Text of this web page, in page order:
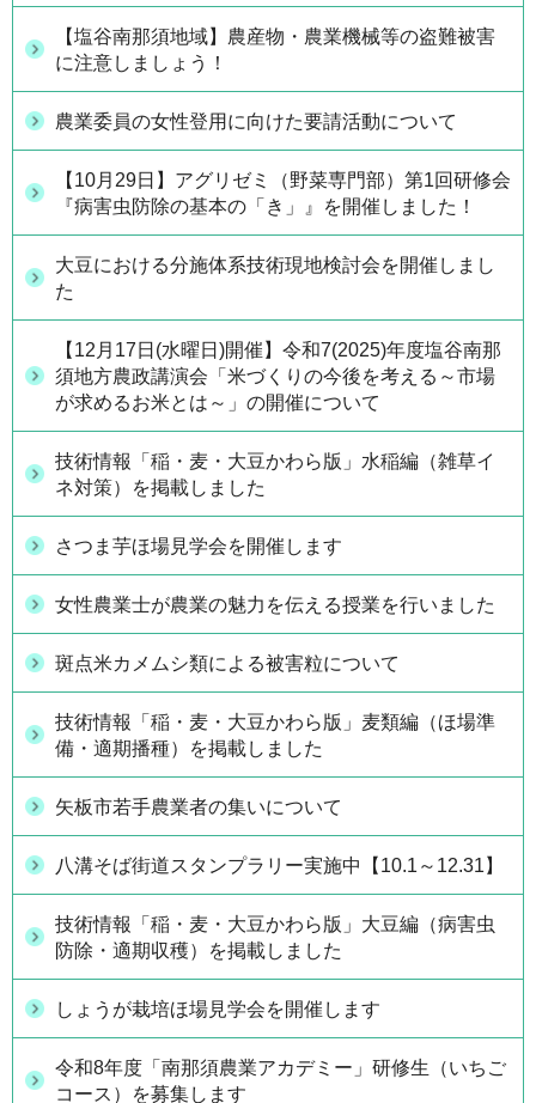
【塩谷南那須地域】農産物・農業機械等の盗難被害
に注意しましょう！
農業委員の女性登用に向けた要請活動について
【10月29日】アグリゼミ（野菜専門部）第1回研修会
『病害虫防除の基本の「き」』を開催しました！
大豆における分施体系技術現地検討会を開催しまし
た
【12月17日(水曜日)開催】令和7(2025)年度塩谷南那
須地方農政講演会「米づくりの今後を考える～市場
が求めるお米とは～」の開催について
技術情報「稲・麦・大豆かわら版」水稲編（雑草イ
ネ対策）を掲載しました
さつま芋ほ場見学会を開催します
女性農業士が農業の魅力を伝える授業を行いました
斑点米カメムシ類による被害粒について
技術情報「稲・麦・大豆かわら版」麦類編（ほ場準
備・適期播種）を掲載しました
矢板市若手農業者の集いについて
八溝そば街道スタンプラリー実施中【10.1～12.31】
技術情報「稲・麦・大豆かわら版」大豆編（病害虫
防除・適期収穫）を掲載しました
しょうが栽培ほ場見学会を開催します
令和8年度「南那須農業アカデミー」研修生（いちご
コース）を募集します